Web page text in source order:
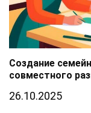
Создание
совместного
26.10.2025